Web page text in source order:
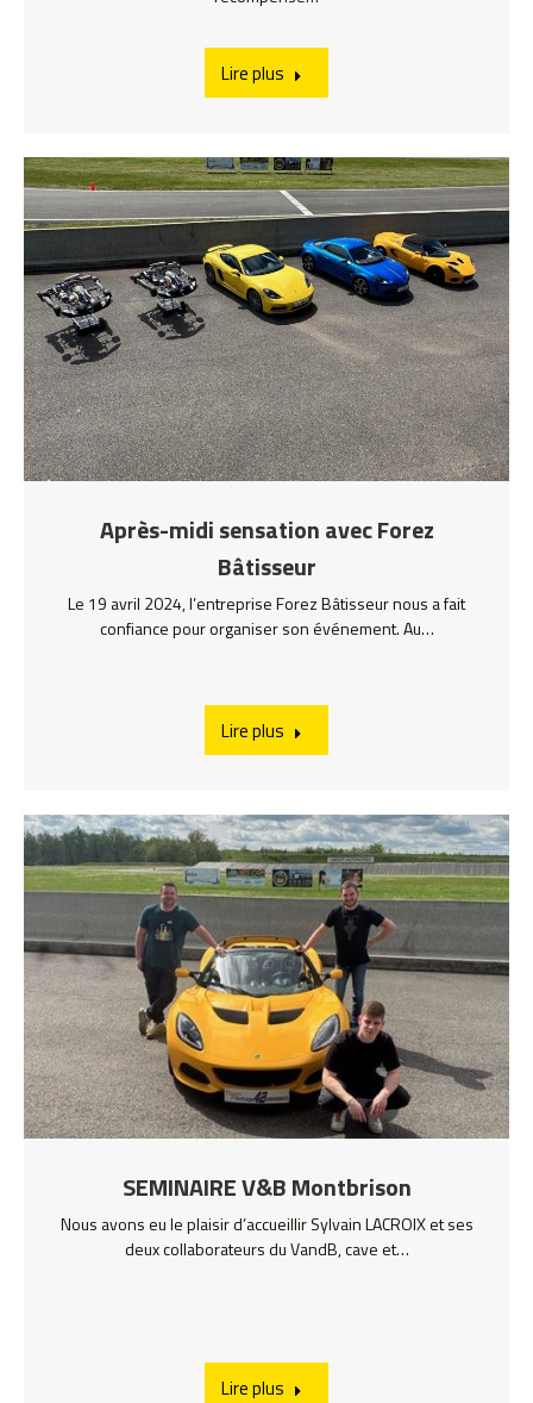
Lire plus
Après-midi sensation avec Forez
Bâtisseur
Le 19 avril 2024, l’entreprise Forez Bâtisseur nous a fait
confiance pour organiser son événement. Au…
Lire plus
SEMINAIRE V&B Montbrison
Nous avons eu le plaisir d’accueillir Sylvain LACROIX et ses
deux collaborateurs du VandB, cave et…
Lire plus